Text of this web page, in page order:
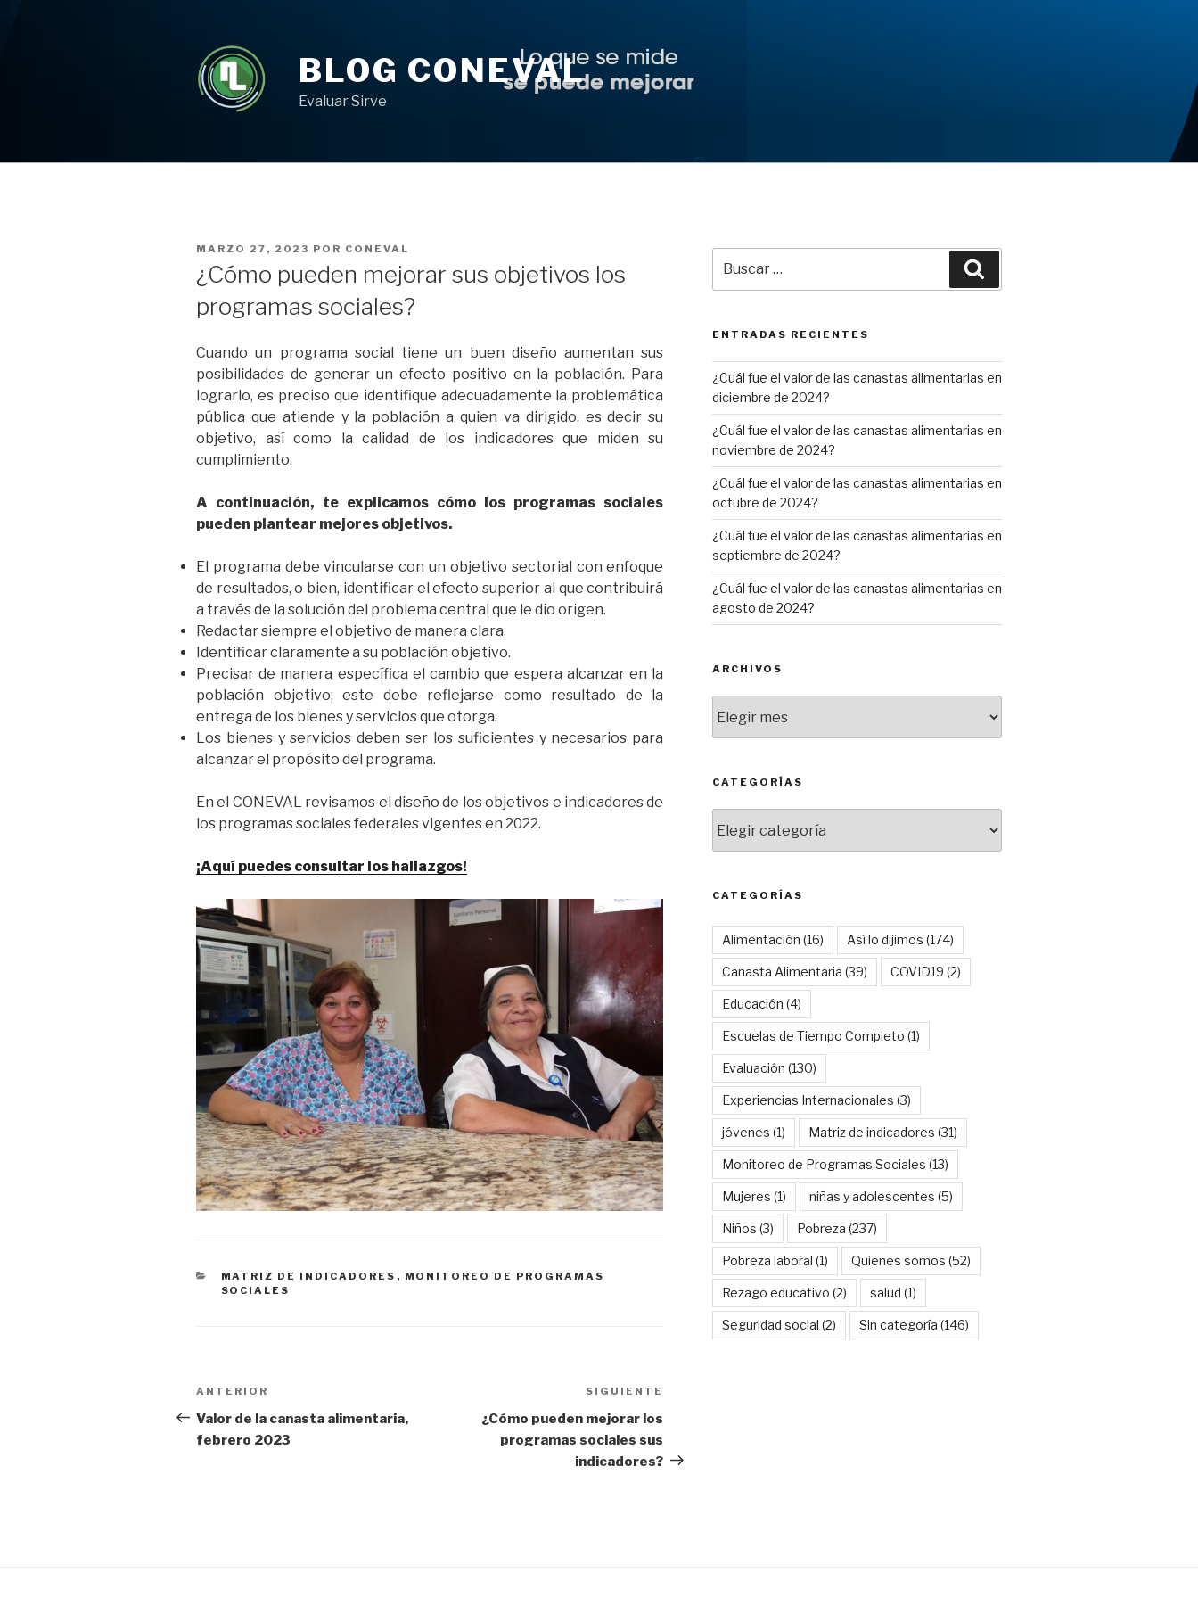
BLOG CONEVAL
Evaluar Sirve
PUBLICADO
EN
MARZO 27, 2023 POR CONEVAL
¿Cómo pueden mejorar sus objetivos los
programas sociales?
Cuando un programa social tiene un buen diseño aumentan sus
posibilidades de generar un efecto positivo en la población. Para
lograrlo, es preciso que identifique adecuadamente la problemática
pública que atiende y la población a quien va dirigido, es decir su
objetivo, así como la calidad de los indicadores que miden su
cumplimiento.
A continuación, te explicamos cómo los programas sociales
pueden plantear mejores objetivos.
El programa debe vincularse con un objetivo sectorial con enfoque
de resultados, o bien, identificar el efecto superior al que contribuirá
a través de la solución del problema central que le dio origen.
Redactar siempre el objetivo de manera clara.
Identificar claramente a su población objetivo.
Precisar de manera específica el cambio que espera alcanzar en la
población objetivo; este debe reflejarse como resultado de la
entrega de los bienes y servicios que otorga.
Los bienes y servicios deben ser los suficientes y necesarios para
alcanzar el propósito del programa.
En el CONEVAL revisamos el diseño de los objetivos e indicadores de
los programas sociales federales vigentes en 2022.
¡Aquí puedes consultar los hallazgos!
CATEGORÍAS
MATRIZ DE INDICADORES , MONITOREO DE PROGRAMAS
SOCIALES
Navegación
de
entradas
Entrada
anterior:
ANTERIOR
Valor de la canasta alimentaria,
febrero 2023
SIGUIENTE
¿Cómo pueden mejorar los
programas sociales sus
indicadores?
por:
ENTRADAS RECIENTES
¿Cuál fue el valor de las canastas alimentarias en
diciembre de 2024?
¿Cuál fue el valor de las canastas alimentarias en
noviembre de 2024?
¿Cuál fue el valor de las canastas alimentarias en
octubre de 2024?
¿Cuál fue el valor de las canastas alimentarias en
septiembre de 2024?
¿Cuál fue el valor de las canastas alimentarias en
agosto de 2024?
ARCHIVOS
CATEGORÍAS
CATEGORÍAS
Alimentación (16) Así lo dijimos (174)
Canasta Alimentaria (39) COVID19 (2)
Educación (4)
Escuelas de Tiempo Completo (1)
Evaluación (130)
Experiencias Internacionales (3)
jóvenes (1) Matriz de indicadores (31)
Monitoreo de Programas Sociales (13)
Mujeres (1) niñas y adolescentes (5)
Niños (3) Pobreza (237)
Pobreza laboral (1) Quienes somos (52)
Rezago educativo (2) salud (1)
Seguridad social (2) Sin categoría (146)